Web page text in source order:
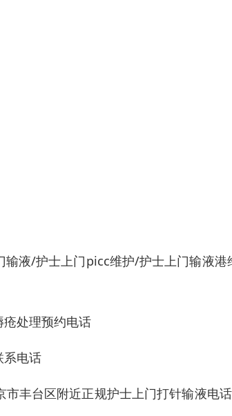
输液/护士上门picc维护/护士上门输液港
处理预约电话
系电话
丰台区附近正规护士上门打针输液电